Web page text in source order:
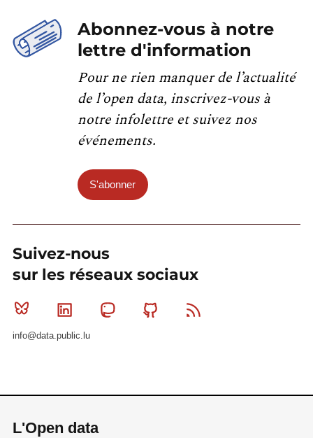
Abonnez-vous à notre
lettre d'information
Pour ne rien manquer de l’actualité
de l’open data, inscrivez-vous à
notre infolettre et suivez nos
événements.
S'abonner
Suivez-nous
sur les réseaux sociaux
Bluesky Linkedin MastodonGithub
info@data.public.lu
L'Open data